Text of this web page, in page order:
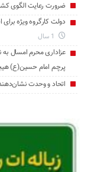
ضرورت رعایت الگوی
دولت کارگروه ویژه
عزاداری محرم امسال به
پرچم امام حسین(ع)
اتحاد و وحدت